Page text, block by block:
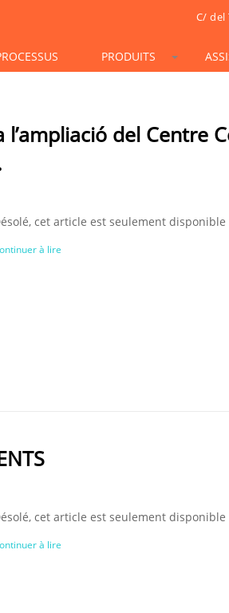
C/ del
PRODUITS
l’ampliació del Centre
cet article est seulement
à lire
cet article est seulement
à lire